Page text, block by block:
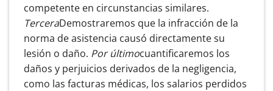
competente en circunstancias similares.
TerceraDemostraremos que la infracción de la
norma de asistencia causó directamente su
lesión o daño. Por últimocuantificaremos los
daños y perjuicios derivados de la negligencia,
como las facturas médicas, los salarios perdidos